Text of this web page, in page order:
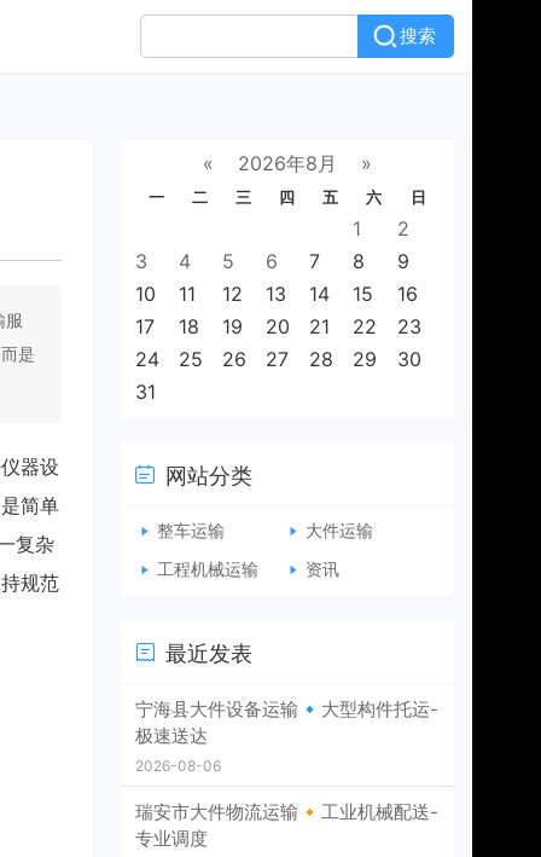
搜索
服
是
器设
简单
复杂
规范
« 2026年8月 »
一 二 三 四 五 六 日
1
2
3
4 5 6 7 8
9
10
11 12 13 14 15
16
17
18 19 20 21 22
23
24
25 26 27 28 29
30
31
网站分类
整车运输
大件运输
工程机械运输
资讯
最近发表
宁海县大件设备运输🔹大型构件托运-
极速送达
2026-08-06
瑞安市大件物流运输🔸工业机械配送-
专业调度